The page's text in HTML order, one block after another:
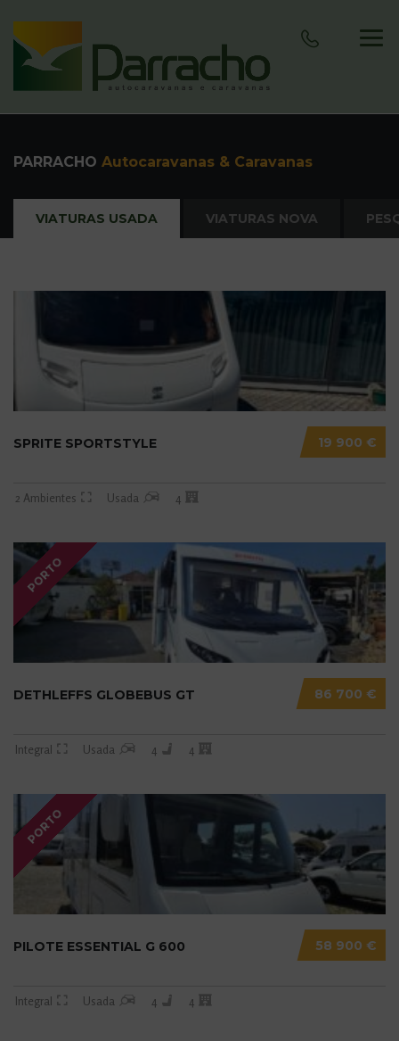
PARRACHO Autocaravanas & Caravanas
VIATURAS USADA VIATURAS NOVA
19 900 €
SPRITE SPORTSTYLE
2 Ambientes Usada 4
PORTO
86 700 €
DETHLEFFS GLOBEBUS GT
Integral Usada 4 4
PORTO
58 900 €
PILOTE ESSENTIAL G 600
Integral Usada 4 4